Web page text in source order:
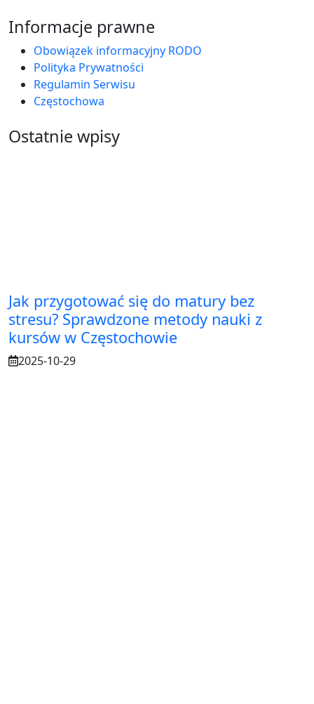
Informacje prawne
Obowiązek informacyjny RODO
Polityka Prywatności
Regulamin Serwisu
Częstochowa
Ostatnie wpisy
Jak przygotować się do matury bez
stresu? Sprawdzone metody nauki z
kursów w Częstochowie
2025-10-29